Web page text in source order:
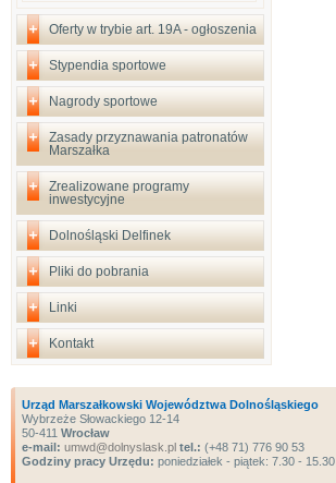
Oferty w trybie art. 19A - ogłoszenia
Stypendia sportowe
Nagrody sportowe
Zasady przyznawania patronatów
Marszałka
Zrealizowane programy
inwestycyjne
Dolnośląski Delfinek
Pliki do pobrania
Linki
Kontakt
Urząd Marszałkowski Województwa Dolnośląskiego
Wybrzeże Słowackiego 12-14
50-411 Wrocław
e-mail: umwd@dolnyslask.pl tel.: (+48 71) 776 90 53
Godziny pracy Urzędu: poniedziałek - piątek: 7.30 - 15.30